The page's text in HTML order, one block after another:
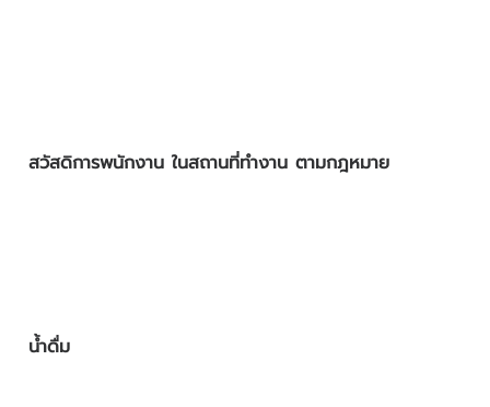
สวัสดิการพนักงาน ในสถานที่ทำงาน ตามกฎหมาย
น้ำดื่ม